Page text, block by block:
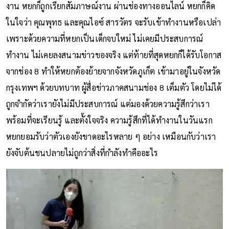
งาน หยกก็ถูกเรียกสัมภาษณ์งาน ผ่านช่องทางออนไลน์ หยกก็คิด
ในใจว่า คุณพุทธ และคุณไอซ์ สารวัตร จะรับเข้าทำงานหรือเปล่า
เพราะด้วยความที่หยกเป็นเด็กจบใหม่ ไม่เคยมีประสบการณ์
ทำงาน ไม่เคยลงสนามข่าวของจริง แต่ท้ายที่สุดหยกก็ได้รับโอกาส
จากช่อง 8 ทำให้หยกต้องย้ายจากจังหวัดภูเก็ต เข้ามาอยู่ในจังหวัด
กรุงเทพฯ ด้วยบทบาท ผู้สื่อข่าวภาคสนามช่อง 8 เต็มตัว โดยไม่ได้
ถูกจำกัดว่าเรายังไม่มีประสบการณ์ แต่มองด้วยความรู้สึกว่าเรา
พร้อมที่จะเรียนรู้ และตั้งใจจริง ความรู้สึกที่ได้ทำงานในวันแรก
หยกยอมรับว่าตัวเองยังขาดอะไรหลาย ๆ อย่าง เหมือนกับว่าเรา
ยังจับต้นชนปลายไม่ถูกว่าสิ่งที่กำลังทำคืออะไร